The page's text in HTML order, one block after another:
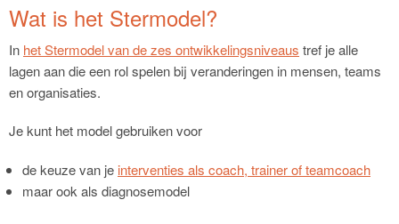
Wat is het Stermodel?
In het Stermodel van de zes ontwikkelingsniveaus tref je alle
lagen aan die een rol spelen bij veranderingen in mensen, teams
en organisaties.
Je kunt het model gebruiken voor
de keuze van je interventies als coach, trainer of teamcoach
maar ook als diagnosemodel